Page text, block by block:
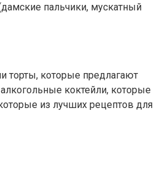
пальчики, мускатный
торты, которые предлагают
коктейли, которые
из лучших рецептов для